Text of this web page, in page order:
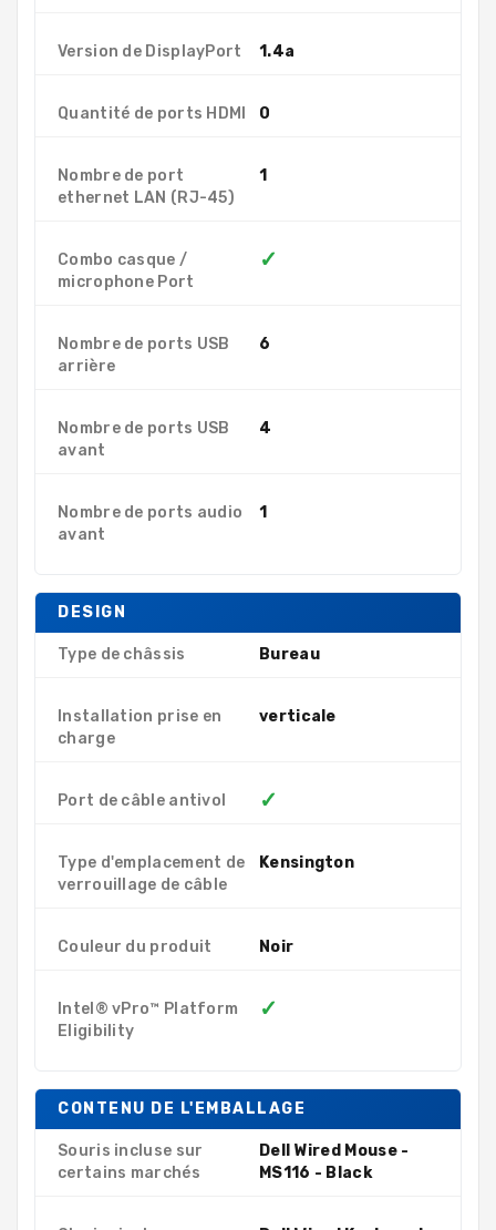
Version de DisplayPort 1.4a
Quantité de ports HDMI 0
Nombre de port
ethernet LAN (RJ-45)
1
Combo casque /
microphone Port
✓
Nombre de ports USB
arrière
6
Nombre de ports USB
avant
4
Nombre de ports audio
avant
1
DESIGN
Type de châssis Bureau
Installation prise en
charge
verticale
Port de câble antivol ✓
Type d'emplacement de
verrouillage de câble
Kensington
Couleur du produit Noir
Intel® vPro™ Platform
Eligibility
✓
CONTENU DE L'EMBALLAGE
Souris incluse sur
certains marchés
Dell Wired Mouse -
MS116 - Black